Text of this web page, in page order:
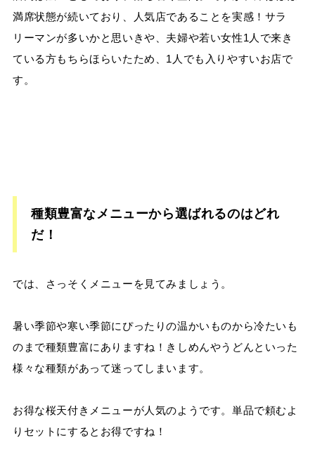
満席状態が続いており、人気店であることを実感！サラ
リーマンが多いかと思いきや、夫婦や若い女性1人で来き
ている方もちらほらいたため、1人でも入りやすいお店で
す。
種類豊富なメニューから選ばれるのはどれ
だ！
では、さっそくメニューを見てみましょう。
暑い季節や寒い季節にぴったりの温かいものから冷たいも
のまで種類豊富にありますね！きしめんやうどんといった
様々な種類があって迷ってしまいます。
お得な桜天付きメニューが人気のようです。単品で頼むよ
りセットにするとお得ですね！